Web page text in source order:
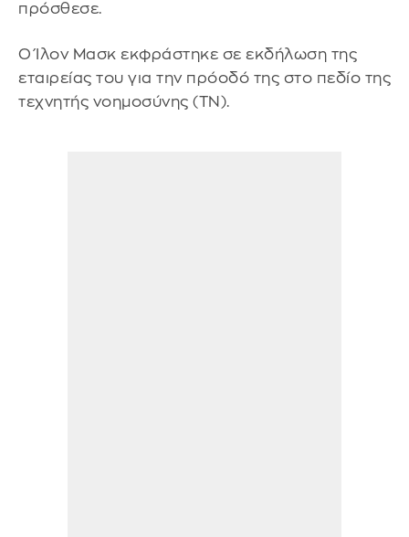
πρόσθεσε.
Ο Ίλον Μασκ εκφράστηκε σε εκδήλωση της
εταιρείας του για την πρόοδό της στο πεδίο της
τεχνητής νοημοσύνης (ΤΝ).